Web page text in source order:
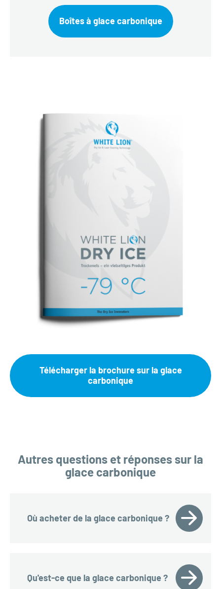
Boîtes à glace carbonique
Télécharger la brochure sur la glace
carbonique
Autres questions et réponses sur la
glace carbonique
Où acheter de la glace carbonique ?
Qu'est-ce que la glace carbonique ?